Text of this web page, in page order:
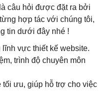
câu hỏi được đặt ra bởi
hợp tác với chúng tôi,
tin dưới đây nhé !
vực thiết kế website.
trình độ chuyên môn
ưu, giúp hỗ trợ cho việc